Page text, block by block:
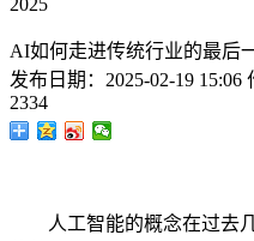
2025
AI如何走进传统行业的最后
发布日期： 2025-02-19 15:06
2334
人工智能的概念在过去几